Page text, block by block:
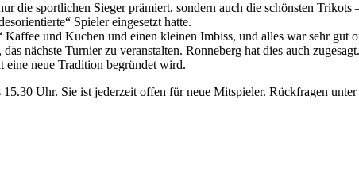
die sportlichen Sieger prämiert, sondern auch die schönsten
Spieler eingesetzt hatte.
und Kuchen und einen kleinen Imbiss, und alles war sehr gut
nächste Turnier zu veranstalten. Ronneberg hat dies auch
eine neue Tradition begründet wird.
Uhr. Sie ist jederzeit offen für neue Mitspieler. Rückfragen